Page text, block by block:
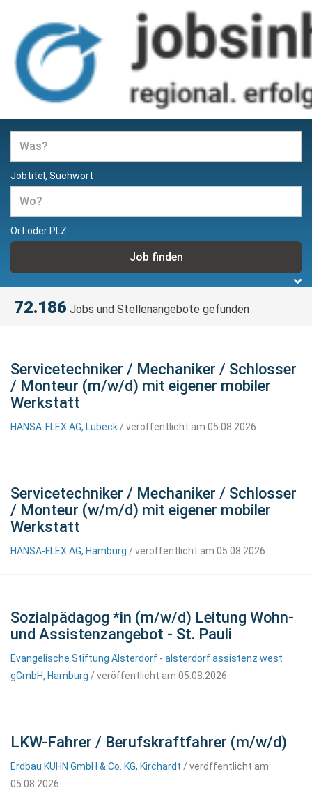
Jobs und Stellenangebote in
Hamburg
Jobtitel, Suchwort
Ort oder PLZ
72.186 Jobs und Stellenangebote gefunden
Servicetechniker / Mechaniker / Schlosser
/ Monteur (m/w/d) mit eigener mobiler
Werkstatt
HANSA-FLEX AG, Lübeck / veröffentlicht am 05.08.2026
Servicetechniker / Mechaniker / Schlosser
/ Monteur (w/m/d) mit eigener mobiler
Werkstatt
HANSA-FLEX AG, Hamburg / veröffentlicht am 05.08.2026
Sozialpädagog *in (m/w/d) Leitung Wohn-
und Assistenzangebot - St. Pauli
Evangelische Stiftung Alsterdorf - alsterdorf assistenz west
gGmbH, Hamburg / veröffentlicht am 05.08.2026
LKW-Fahrer / Berufskraftfahrer (m/w/d)
Erdbau KUHN GmbH & Co. KG, Kirchardt / veröffentlicht am
05.08.2026